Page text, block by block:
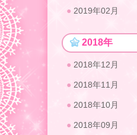
2019年02月
2018年
2018年12月
2018年11月
2018年10月
2018年09月